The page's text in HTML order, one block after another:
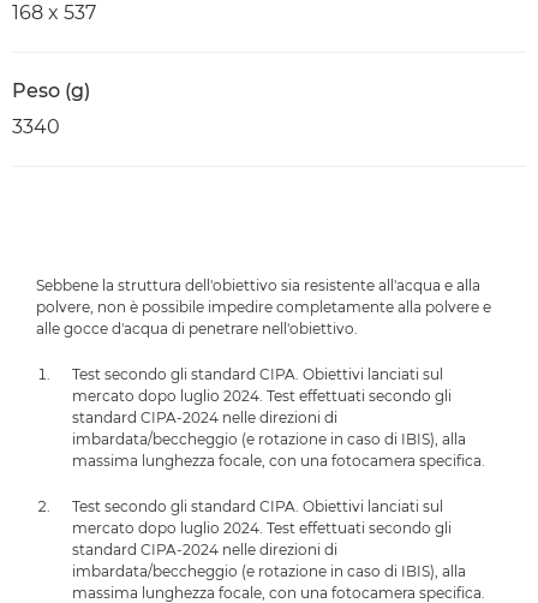
168 x 537
Peso (g)
3340
Sebbene la struttura dell'obiettivo sia resistente all'acqua e alla
polvere, non è possibile impedire completamente alla polvere e
alle gocce d'acqua di penetrare nell'obiettivo.
Test secondo gli standard CIPA. Obiettivi lanciati sul
mercato dopo luglio 2024. Test effettuati secondo gli
standard CIPA-2024 nelle direzioni di
imbardata/beccheggio (e rotazione in caso di IBIS), alla
massima lunghezza focale, con una fotocamera specifica.
Test secondo gli standard CIPA. Obiettivi lanciati sul
mercato dopo luglio 2024. Test effettuati secondo gli
standard CIPA-2024 nelle direzioni di
imbardata/beccheggio (e rotazione in caso di IBIS), alla
massima lunghezza focale, con una fotocamera specifica.